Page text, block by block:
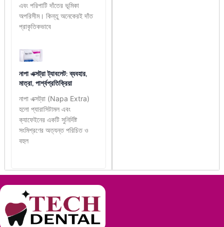
এবং পরিপাটি দাঁতের ভূমিকা
অপরিসীম। কিন্তু অনেকেরই দাঁত
প্রাকৃতিকভাবে
নাপা এক্সট্রা ট্যাবলেট: ব্যবহার,
মাত্রা, পার্শ্বপ্রতিক্রিয়া
নাপা এক্সট্রা (Napa Extra)
হলো প্যারাসিটামল এবং
ক্যাফেইনের একটি সুনির্দিষ্ট
সংমিশ্রণের অত্যন্ত পরিচিত ও
বহুল